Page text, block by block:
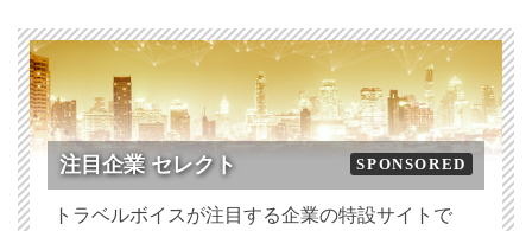
注目企業 セレクト SPONSORED
トラベルボイスが注目する企業の特設サイトで